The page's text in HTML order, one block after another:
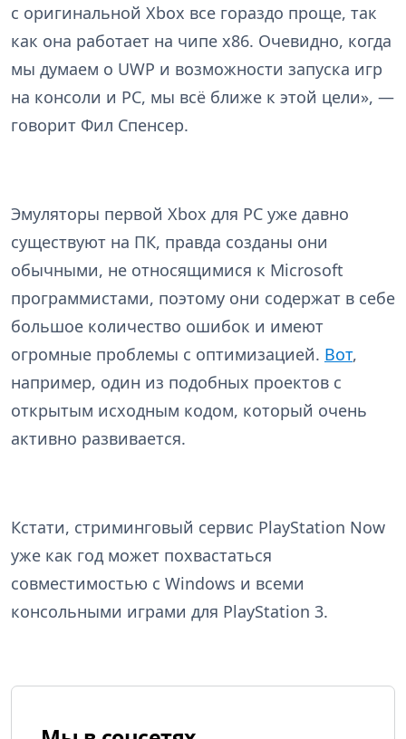
с оригинальной Xbox все гораздо проще, так
как она работает на чипе x86. Очевидно, когда
мы думаем о UWP и возможности запуска игр
на консоли и PC, мы всё ближе к этой цели», —
говорит Фил Спенсер.
Эмуляторы первой Xbox для PC уже давно
существуют на ПК, правда созданы они
обычными, не относящимися к Microsoft
программистами, поэтому они содержат в себе
большое количество ошибок и имеют
огромные проблемы с оптимизацией. Вот,
например, один из подобных проектов с
открытым исходным кодом, который очень
активно развивается.
Кстати, стриминговый сервис PlayStation Now
уже как год может похвастаться
совместимостью с Windows и всеми
консольными играми для PlayStation 3.